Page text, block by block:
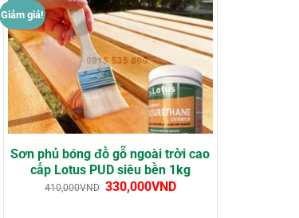
Giảm giá!
Sơn phủ bóng đồ gỗ ngoài trời cao
cấp Lotus PUD siêu bền 1kg
410,000VND 330,000VND